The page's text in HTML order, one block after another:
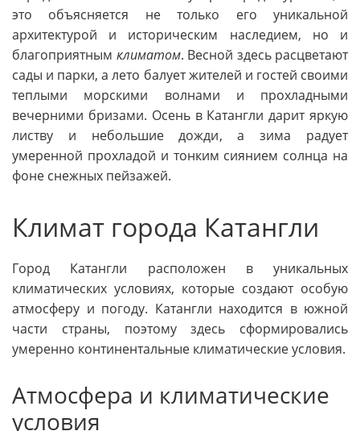
это объясняется не только его уникальной
архитектурой и историческим наследием, но и
благоприятным климатом. Весной здесь расцветают
сады и парки, а лето балует жителей и гостей своими
теплыми морскими волнами и прохладными
вечерними бризами. Осень в Катангли дарит яркую
листву и небольшие дожди, а зима радует
умеренной прохладой и тонким сиянием солнца на
фоне снежных пейзажей.
Климат города Катангли
Город Катангли расположен в уникальных
климатических условиях, которые создают особую
атмосферу и погоду. Катангли находится в южной
части страны, поэтому здесь сформировались
умеренно континентальные климатические условия.
Атмосфера и климатические
условия